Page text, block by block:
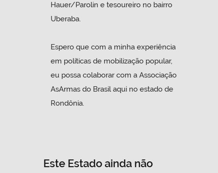
Hauer/Parolin e tesoureiro no bairro
Uberaba.
Espero que com a minha experiência
em políticas de mobilização popular,
eu possa colaborar com a Associação
AsArmas do Brasil aqui no estado de
Rondônia.
Este Estado ainda não